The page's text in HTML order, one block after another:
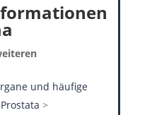
und häufige
Prostata >